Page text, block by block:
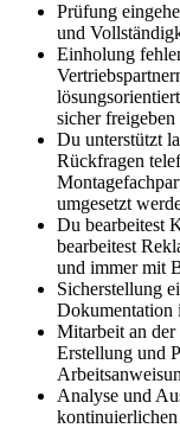
Prüfung
und
Einholung
sicher
Du unterstützt
Rückfragen
umgesetzt
Du bearbeitest
bearbeitest
und immer mit
Sicherstellung
Dokumentation
Mitarbeit an der
Erstellung und
Analyse und
kontinuierlichen